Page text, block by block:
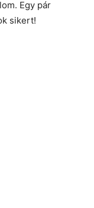
Egy pár
sikert!